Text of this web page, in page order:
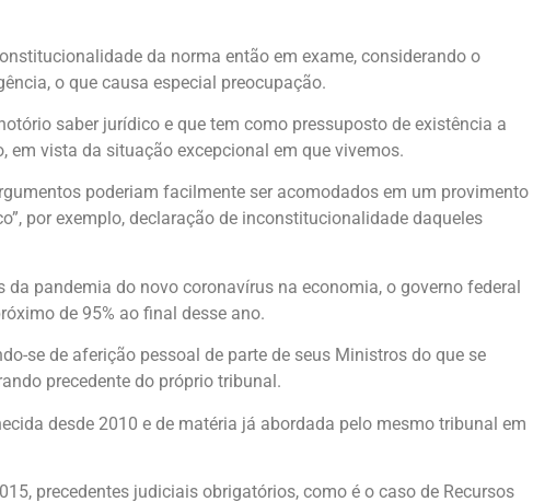
da norma então em exame, considerando o
o que causa especial preocupação.
saber jurídico e que tem como pressuposto de existência a
vista da situação excepcional em que vivemos.
poderiam facilmente ser acomodados em um provimento
por exemplo, declaração de inconstitucionalidade daqueles
pandemia do novo coronavírus na economia, o governo federal
de 95% ao final desse ano.
se de aferição pessoal de parte de seus Ministros do que se
precedente do próprio tribunal.
desde 2010 e de matéria já abordada pelo mesmo tribunal em
precedentes judiciais obrigatórios, como é o caso de Recursos